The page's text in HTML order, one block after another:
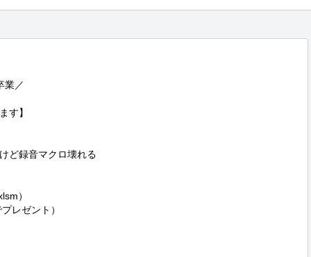
業／
す】
ど録音マクロ壊れる
）
レゼント）